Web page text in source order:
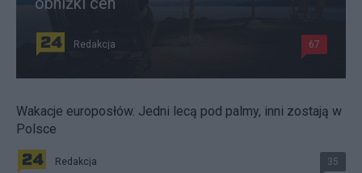
Redakcja 67
Wakacje europosłów. Jedni lecą pod palmy, inni zostają w
Polsce
Redakcja 35